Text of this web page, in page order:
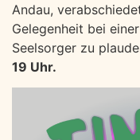
Andau,
Gelegenheit bei
Seelsorger zu
19 Uhr.